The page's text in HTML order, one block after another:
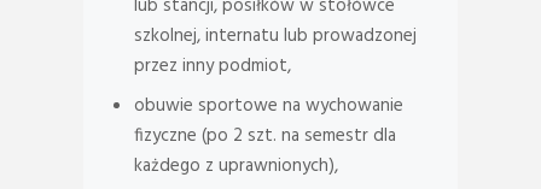
lub stancji, posiłków w stołówce
szkolnej, internatu lub prowadzonej
przez inny podmiot,
obuwie sportowe na wychowanie
fizyczne (po 2 szt. na semestr dla
każdego z uprawnionych),